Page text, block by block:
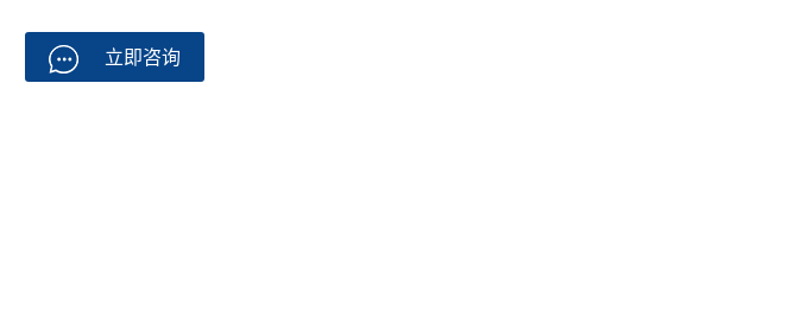
立即咨询